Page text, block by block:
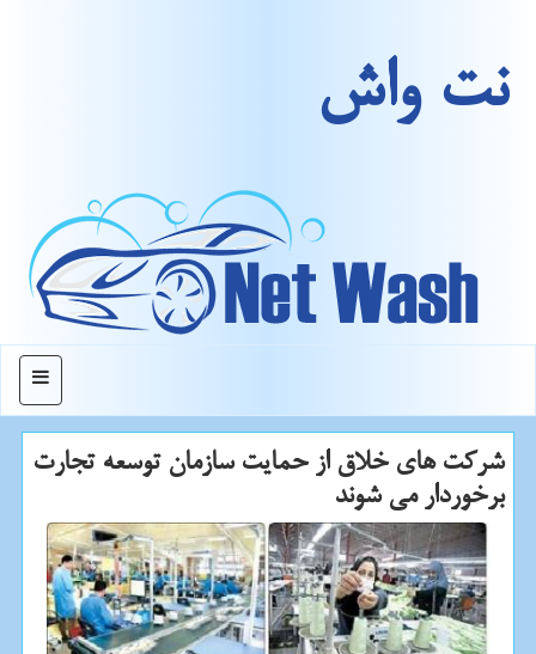
نت واش
منو
شركت های خلاق از حمایت سازمان توسعه تجارت
برخوردار می شوند